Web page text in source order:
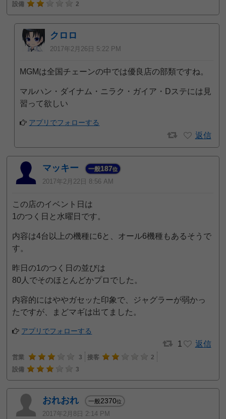
設備
2
クロロ
2017年2月26日 5:22 PM
MGMは全国チェーンの中では優良店の部類ですね。
マルハン・ダイナム・ニラク・ガイア・Dステには見
習って欲しい
アプリでフォローする
返信
マッキー 一般187位
2017年2月22日 8:56 AM
この店のイベント日は
1のつく日と水曜日です。
内容は4台以上の機種に6と、オール6機種もあるそうで
す。
昨日の1のつく日の並びは
80人でそのほとんどかプロでした。
内容的にはややガセッた印象で、ジャグラーが弱かっ
たですが、まどマギは出てました。
アプリでフォローする
1 返信
営業 3 接客
2
設備
3
おれおれ 一般2370位
2017年2月8日 2:14 PM